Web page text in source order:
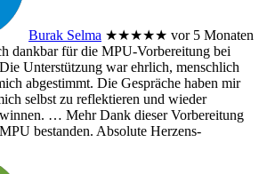
Burak Selma ★★★★★ vor 5 Monaten
dankbar für die MPU-Vorbereitung bei
Unterstützung war ehrlich, menschlich
abgestimmt. Die Gespräche haben mir
selbst zu reflektieren und wieder
… MehrDank dieser Vorbereitung
bestanden. Absolute Herzens-